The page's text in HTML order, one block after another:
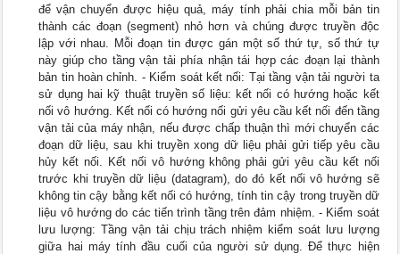
để vận chuyển được hiệu quả, máy tính phải chia mỗi bản tin
thành các đoạn (segment) nhỏ hơn và chúng được truyền độc
lập với nhau. Mỗi đoạn tin được gán một số thứ tự, số thứ tự
này giúp cho tầng vận tải phía nhận tái hợp các đoạn lại thành
bản tin hoàn chỉnh. - Kiểm soát kết nối: Tại tầng vận tải người ta
sử dụng hai kỹ thuật truyền số liệu: kết nối có hướng hoặc kết
nối vô hướng. Kết nối có hướng nối gửi yêu cầu kết nối đến tầng
vận tải của máy nhận, nếu được chấp thuận thì mới chuyển các
đoạn dữ liệu, sau khi truyền xong dữ liệu phải gửi tiếp yêu cầu
hủy kết nối. Kết nối vô hướng không phải gửi yêu cầu kết nối
trước khi truyền dữ liệu (datagram), do đó kết nối vô hướng sẽ
không tin cậy bằng kết nối có hướng, tính tin cậy trong truyền dữ
liệu vô hướng do các tiến trình tầng trên đảm nhiệm. - Kiểm soát
lưu lượng: Tầng vận tải chịu trách nhiệm kiểm soát lưu lượng
giữa hai máy tính đầu cuối của người sử dụng. Để thực hiện